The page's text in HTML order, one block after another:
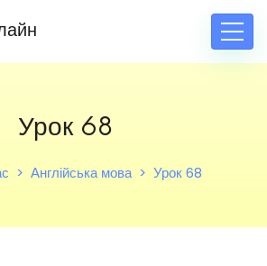
Урок 68
Англійська мова Урок 68